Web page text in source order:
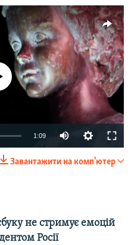
available
1:09
Завантажити на комп'ютер
не стримує емоцій
Росії